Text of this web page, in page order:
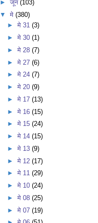
► जून (103)
▼ मे (380)
►मे 31(3)
►मे 30(1)
►मे 28(7)
►मे 27(6)
►मे 24(7)
►मे 20(9)
►मे 17(13)
►मे 16(15)
►मे 15(24)
►मे 14(15)
►मे 13(9)
►मे 12(17)
►मे 11(29)
►मे 10(24)
►मे 08(25)
►मे 07(19)